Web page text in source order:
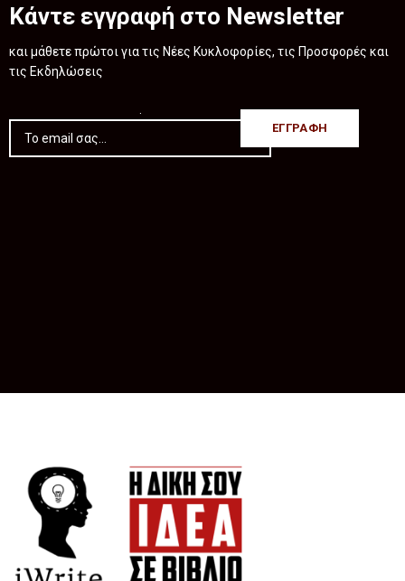
Κάντε εγγραφή στο Newsletter
και μάθετε πρώτοι για τις Νέες Κυκλοφορίες, τις Προσφορές και
τις Εκδηλώσεις